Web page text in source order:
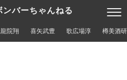
ンバーちゃんねる
龍院翔 喜矢武豊 歌広場淳 樽美酒